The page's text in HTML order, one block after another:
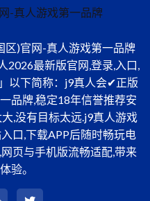
区)官网-真人游戏第一品牌
2026最新版官网,登录,入口,
以下简称：j9真人会✔正版
品牌,稳定18年信誉推荐安
,没有目标太远.j9真人游戏
口,下载APP后随时畅玩电
页与手机版流畅适配,带来
验。